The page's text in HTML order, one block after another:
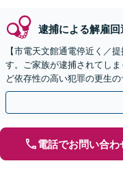
逮捕による解雇回
【市電天文館通電停近く／
す。ご家族が逮捕されてし
ど依存性の高い犯罪の更生
電話でお問い合わ